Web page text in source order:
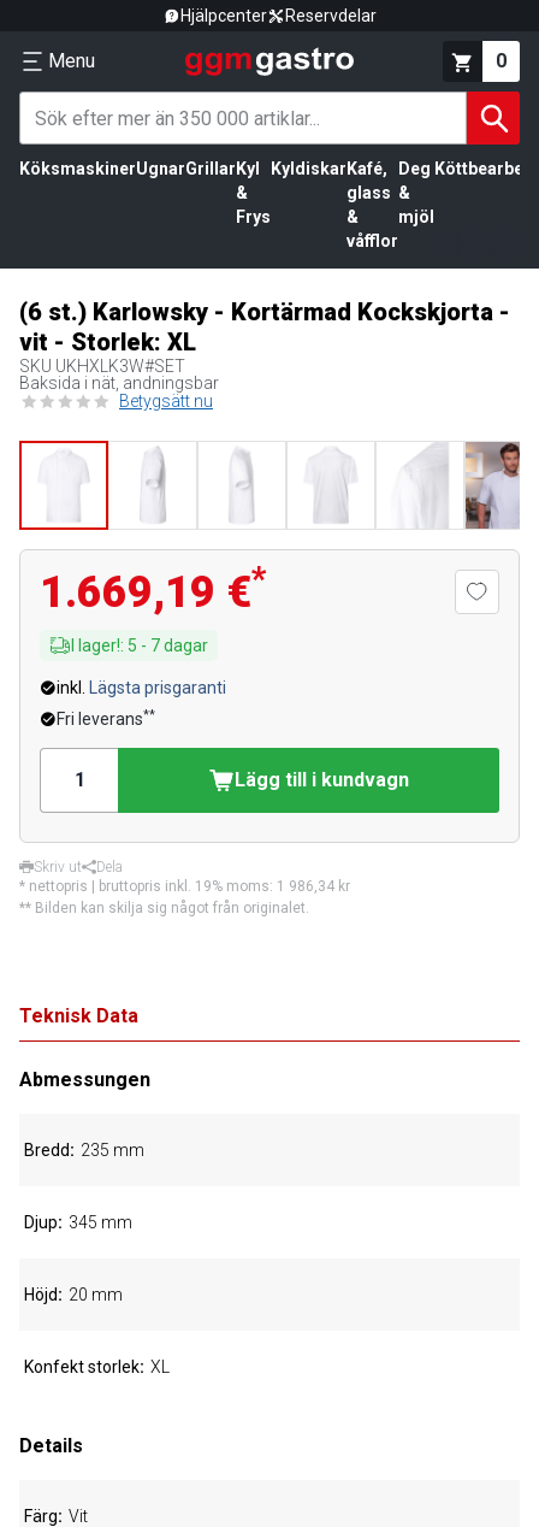
Hjälpcenter Reservdelar
Menu 0
KöksmaskinerUgnarGrillar Kyl
&
Frys
Kyldiskar Kafé,
glass
&
våfflor
Deg
&
mjöl
(6 st.) Karlowsky - Kortärmad Kockskjorta -
vit - Storlek: XL
SKU UKHXLK3W#SET
Baksida i nät, andningsbar
Betygsätt nu
1.669,19 €*
I lager!: 5 - 7dagar
inkl.
Lägsta prisgaranti
Fri leverans**
Lägg till i kundvagn
Skriv ut
Dela
* nettopris | bruttopris inkl. 19% moms: 1 986,34 kr
** Bilden kan skilja sig något från originalet.
Teknisk Data
Abmessungen
Bredd 235 mm
Djup 345 mm
Höjd 20 mm
Konfekt storlek XL
Details
Färg Vit